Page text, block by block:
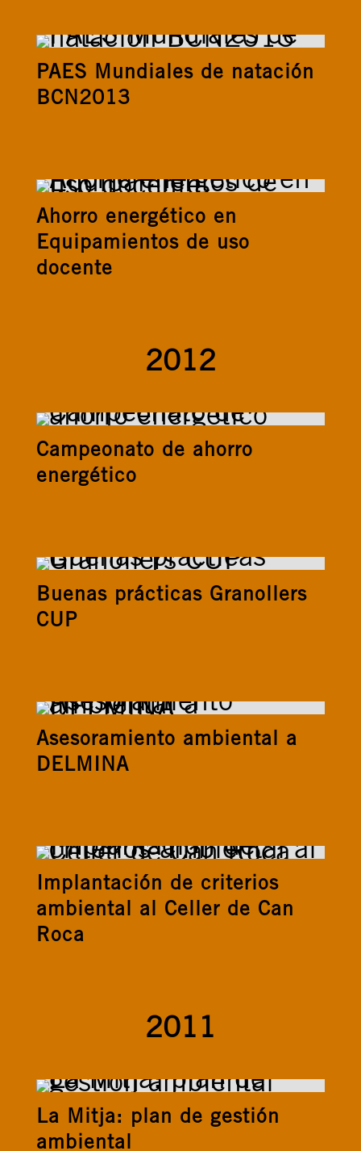
PAES Mundiales de natación
BCN2013
Ahorro energético en
Equipamientos de uso
docente
2012
Campeonato de ahorro
energético
Buenas prácticas Granollers
CUP
Asesoramiento ambiental a
DELMINA
Implantación de criterios
ambiental al Celler de Can
Roca
2011
La Mitja: plan de gestión
ambiental